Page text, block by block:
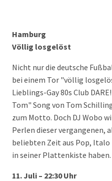
Hamburg
Völlig losgelöst
Nicht nur die deutsche
bei einem Tor "völlig
Lieblings-Gay 80s Club
Tom" Song von Tom
zum Motto. Doch DJ Wobo
Perlen dieser vergangenen,
beliebten Zeit aus Pop, Italo
in seiner Plattenkiste haben.
11. Juli – 22:30 Uhr